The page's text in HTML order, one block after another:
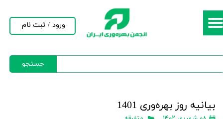
جستجو
ورود / ثبت نام
حساب کاربری من
بیانیه روز بهره‌وری 1401